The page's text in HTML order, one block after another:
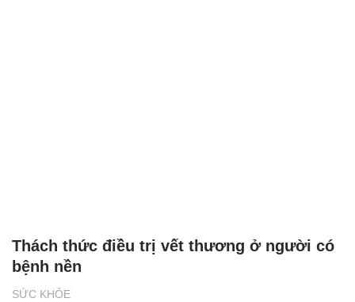
SỨC KHỎE
Thách thức điều trị vết thương ở người có
bệnh nền